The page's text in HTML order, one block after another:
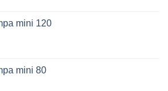
mini 120
mini 80